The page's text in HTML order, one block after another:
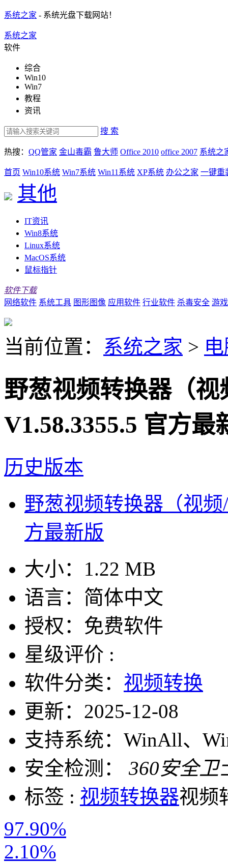
系统之家 - 系统光盘下载网站！
系统之家
软件
综合
Win10
Win7
教程
资讯
搜 索
热搜： QQ管家 金山毒霸 鲁大师 Office 2010 office 2007 系统之
首页 Win10系统 Win7系统 Win11系统 XP系统 办公之家 一键重
其他
IT资讯
Win8系统
Linux系统
MacOS系统
鼠标指针
软件下载
网络软件 系统工具 图形图像 应用软件 行业软件 杀毒安全 游
当前位置： 系统之家 >
野葱视频转换器（
V1.58.3355.5 官方最
历史版本
野葱视频转换器（视
方最新版
大小： 1.22 MB
语言： 简体中文
授权： 免费软件
星级评价 :
软件分类： 视频转换
更新： 2025-12-08
支持系统： WinAll、
安全检测：
360安全卫
标签 : 视频转换器视频
97.90%
2.10%